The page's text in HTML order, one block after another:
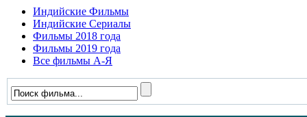
Индийские Фильмы
Индийские Сериалы
Фильмы 2018 года
Фильмы 2019 года
Все фильмы А-Я